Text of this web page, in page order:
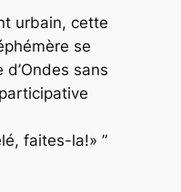
urbain, cette
se
sans
faites-la!» ”